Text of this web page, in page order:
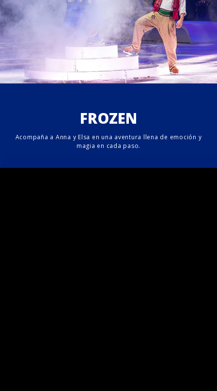
FROZEN
Acompaña a Anna y Elsa en una aventura llena de emoción y
magia en cada paso.